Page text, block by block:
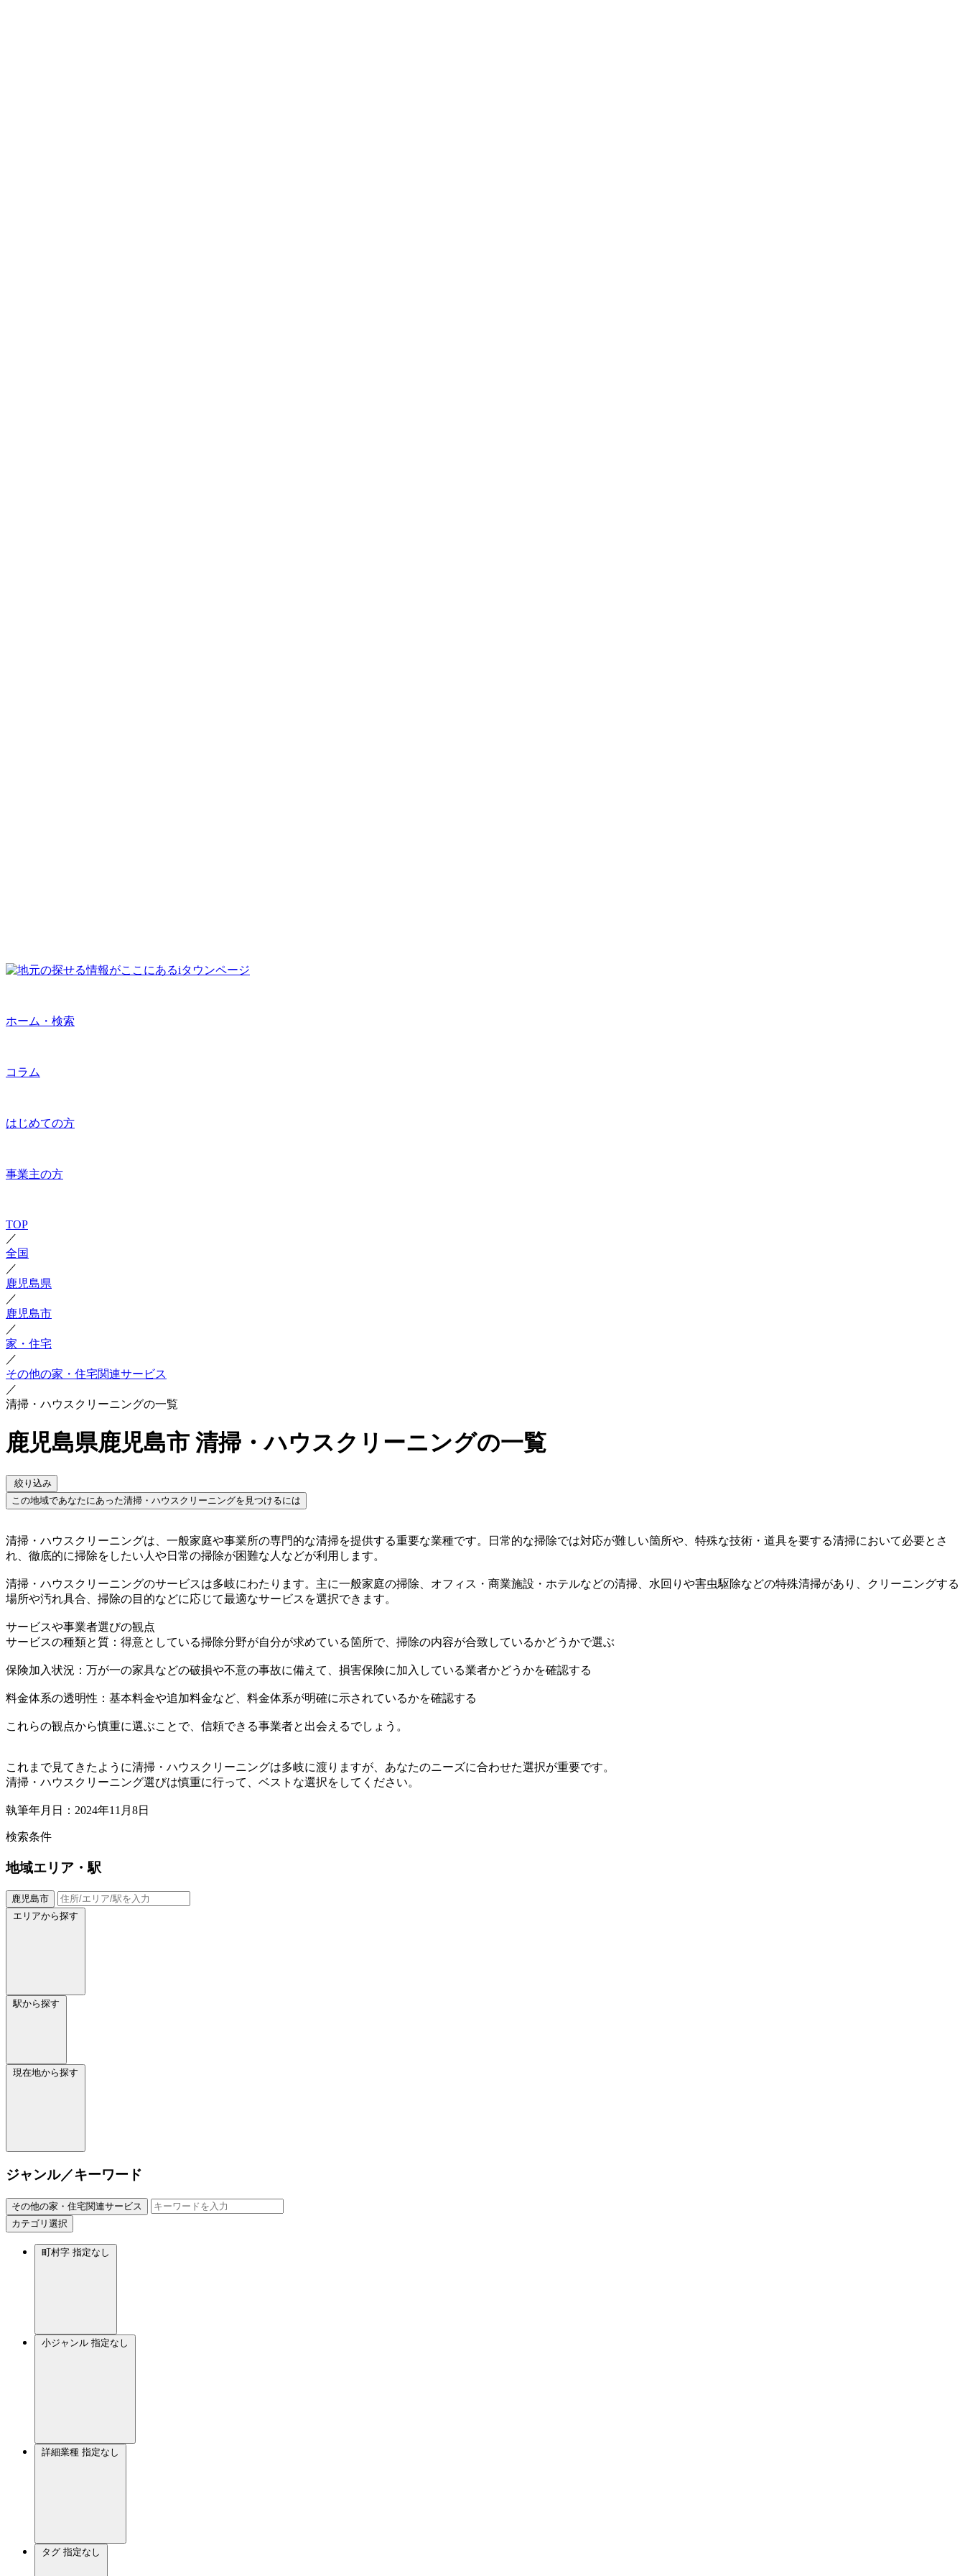
ホーム・検索
コラム
はじめての方
事業主の方
TOP
／
全国
／
鹿児島県
／
鹿児島市
／
家・住宅
／
その他の家・住宅関連サービス
／
清掃・ハウスクリーニングの一覧
鹿児島県鹿児島市 清掃・ハウスクリーニングの一覧
絞り込み
この地域であなたにあった清掃・ハウスクリーニングを見つけるには
清掃・ハウスクリーニングは、一般家庭や事業所の専門的な清掃を提供する重要な業種です。日常的な掃除では対応が難しい箇所や、特殊な技術・道具を要する清掃において必要とさ
れ、徹底的に掃除をしたい人や日常の掃除が困難な人などが利用します。
清掃・ハウスクリーニングのサービスは多岐にわたります。主に一般家庭の掃除、オフィス・商業施設・ホテルなどの清掃、水回りや害虫駆除などの特殊清掃があり、クリーニングする
場所や汚れ具合、掃除の目的などに応じて最適なサービスを選択できます。
サービスや事業者選びの観点
サービスの種類と質：得意としている掃除分野が自分が求めている箇所で、掃除の内容が合致しているかどうかで選ぶ
保険加入状況：万が一の家具などの破損や不意の事故に備えて、損害保険に加入している業者かどうかを確認する
料金体系の透明性：基本料金や追加料金など、料金体系が明確に示されているかを確認する
これらの観点から慎重に選ぶことで、信頼できる事業者と出会えるでしょう。
これまで見てきたように清掃・ハウスクリーニングは多岐に渡りますが、あなたのニーズに合わせた選択が重要です。
清掃・ハウスクリーニング選びは慎重に行って、ベストな選択をしてください。
執筆年月日：2024年11月8日
検索条件
地域エリア・駅
鹿児島市
エリアから探す
駅から探す
現在地から探す
ジャンル／キーワード
その他の家・住宅関連サービス
カテゴリ選択
町村字 指定なし
小ジャンル 指定なし
詳細業種 指定なし
タグ 指定なし